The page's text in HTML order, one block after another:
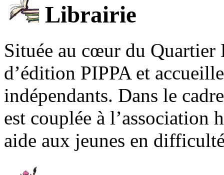
Librairie
Située au cœur du Quartier
d’édition PIPPA et
indépendants. Dans le
est couplée à l’association
aide aux jeunes en